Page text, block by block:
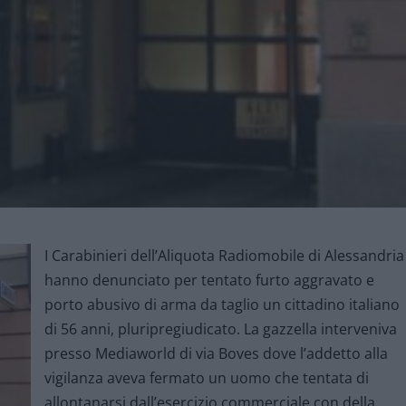
I Carabinieri dell’Aliquota Radiomobile di Alessandria
hanno denunciato per tentato furto aggravato e
porto abusivo di arma da taglio un cittadino italiano
di 56 anni, pluripregiudicato. La gazzella interveniva
presso Mediaworld di via Boves dove l’addetto alla
vigilanza aveva fermato un uomo che tentata di